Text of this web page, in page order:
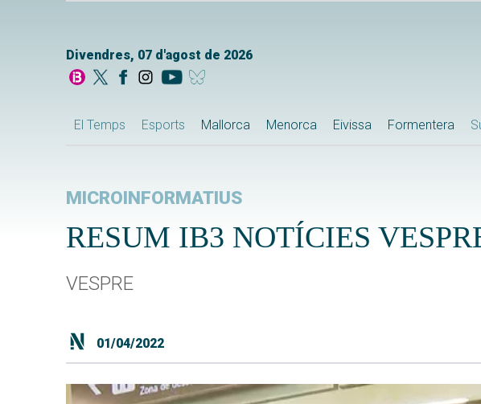
Divendres, 07 d'agost de 2026
El Temps Esports Mallorca Menorca Eivissa Formentera
MICROINFORMATIUS
RESUM IB3 NOTÍCIES
VESPRE
01/04/2022